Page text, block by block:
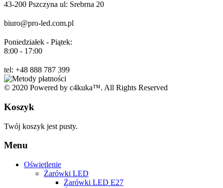
43-200 Pszczyna ul: Srebrna 20
biuro@pro-led.com.pl
Poniedziałek - Piątek:
8:00 - 17:00
tel: +48 888 787 399
© 2020 Powered by c4kuka™. All Rights Reserved
Koszyk
Twój koszyk jest pusty.
Menu
Oświetlenie
Żarówki LED
Żarówki LED E27